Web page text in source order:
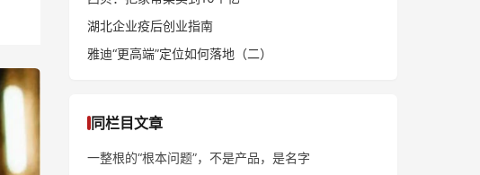
湖北企业疫后创业指南
雅迪“更高端”定位如何落地（二）
同栏目文章
一整根的“根本问题”，不是产品，是名字